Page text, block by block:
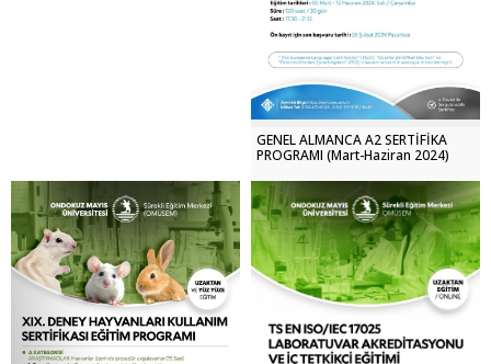
GENEL ALMANCA A2 SERTİFİKA
PROGRAMI (Mart-Haziran 2024)